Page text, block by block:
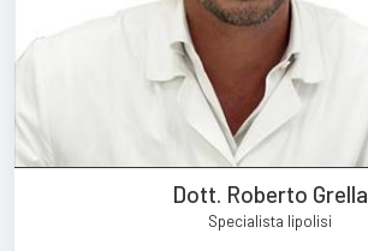
Dott. Roberto Grella
Specialista lipolisi